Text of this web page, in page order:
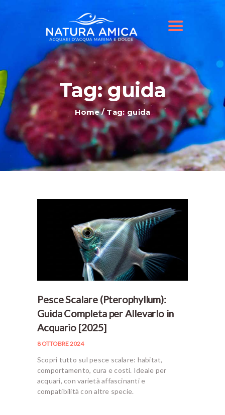
Tag: guida
Home Tag: guida
IL NOSTRO NEGOZIO
OFFERTE ACQUARI
SHOP ONLINE
BLOG
Pesce Scalare (Pterophyllum):
Guida Completa per Allevarlo in
Acquario [2025]
8 OTTOBRE 2024
Scopri tutto sul pesce scalare: habitat,
comportamento, cura e costi. Ideale per
acquari, con varietà affascinanti e
compatibilità con altre specie.